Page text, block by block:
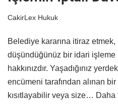
CakirLex Hukuk
Belediye kararına itiraz etmek,
düşündüğünüz bir idari işleme
hakkınızdır. Yaşadığınız
encümeni tarafından alınan bir
kısıtlayabilir veya size… Daha